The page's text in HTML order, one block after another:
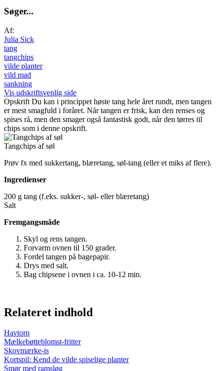
Søger...
Af:
Julia Sick
tang
tangchips
vilde planter
vild mad
sankning
Vis udskriftsvenlig side
Opskrift Du kan i princippet høste tang hele året rundt, men tangen
er mest smagfuld i foråret. Når tangen er frisk, kan den renses og
spises rå, men den smager også fantastisk godt, når den tørres til
chips som i denne opskrift.
Tangchips af søl
Prøv fx med sukkertang, blæretang, søl-tang (eller et miks af flere).
Ingredienser
200 g tang (f.eks. sukker-, søl- eller blæretang)
Salt
Fremgangsmåde
Skyl og rens tangen.
Forvarm ovnen til 150 grader.
Fordel tangen på bagepapir.
Drys med salt.
Bag chipsene i ovnen i ca. 10-12 min.
Relateret indhold
Havtorn
Mælkebøtteblomst-fritter
Skovmærke-is
Kortspil: Kend de vilde spiselige planter
Smør med ramsløg